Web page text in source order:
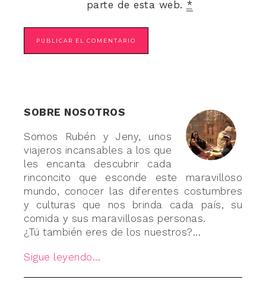
parte de esta web. *
SOBRE NOSOTROS
Somos Rubén y Jeny, unos
viajeros incansables a los que
les encanta descubrir cada
rinconcito que esconde este maravilloso
mundo, conocer las diferentes costumbres
y culturas que nos brinda cada país, su
comida y sus maravillosas personas.
¿Tú también eres de los nuestros?...
Sigue leyendo...